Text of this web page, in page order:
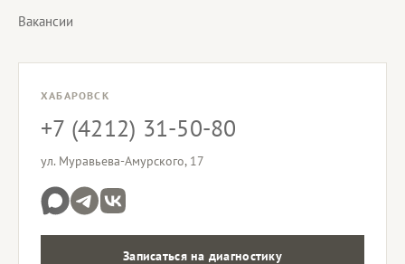
Вакансии
ХАБАРОВСК
+7 (4212) 31-50-80
ул. Муравьева-Амурского, 17
Записаться на диагностику